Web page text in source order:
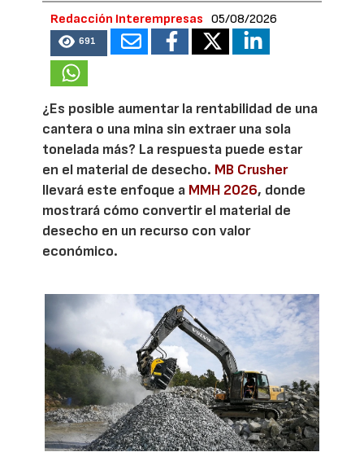
Redacción Interempresas 05/08/2026
691
¿Es posible aumentar la rentabilidad de una
cantera o una mina sin extraer una sola
tonelada más? La respuesta puede estar
en el material de desecho. MB Crusher
llevará este enfoque a MMH 2026, donde
mostrará cómo convertir el material de
desecho en un recurso con valor
económico.